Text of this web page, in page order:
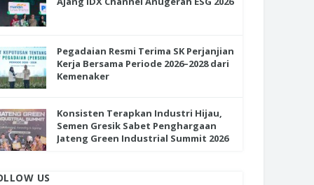
Pegadaian Resmi Terima SK Perjanjian
Kerja Bersama Periode 2026–2028 dari
Kemenaker
Konsisten Terapkan Industri Hijau,
Semen Gresik Sabet Penghargaan
Jateng Green Industrial Summit 2026
US